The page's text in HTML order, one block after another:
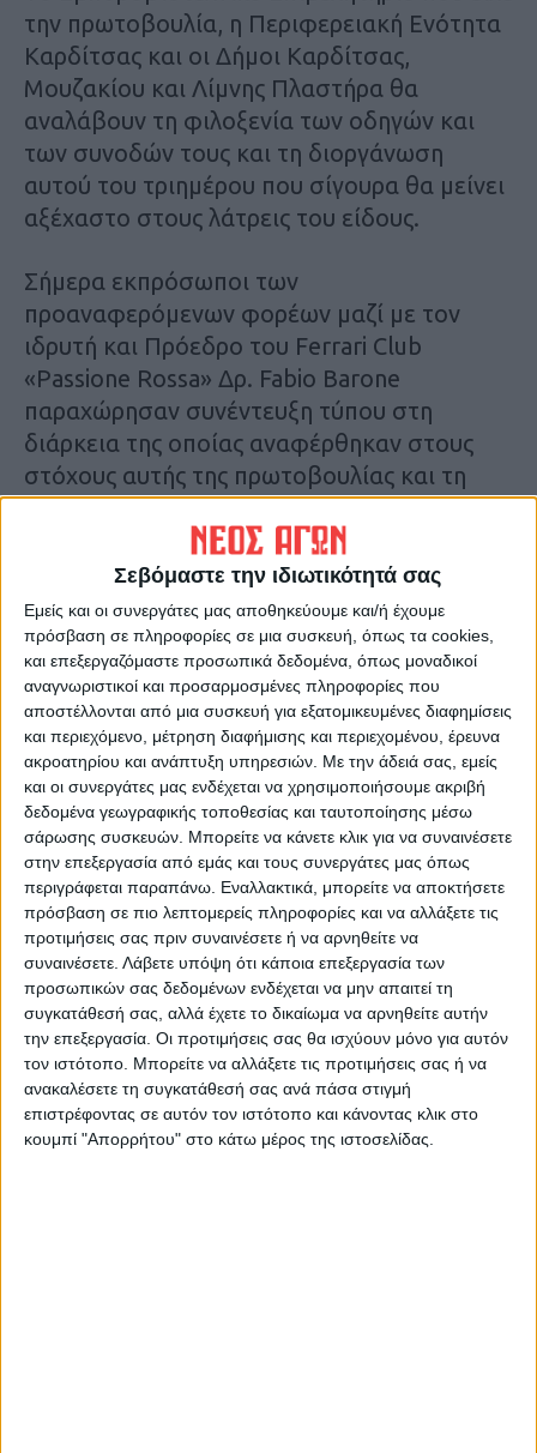
Σεβόμαστε την ιδιωτικότητά σας
Εμείς και οι συνεργάτες μας αποθηκεύουμε και/ή έχουμε
πρόσβαση σε πληροφορίες σε μια συσκευή, όπως τα cookies,
και επεξεργαζόμαστε προσωπικά δεδομένα, όπως μοναδικοί
αναγνωριστικοί και προσαρμοσμένες πληροφορίες που
αποστέλλονται από μια συσκευή για εξατομικευμένες διαφημίσεις
και περιεχόμενο, μέτρηση διαφήμισης και περιεχομένου, έρευνα
ακροατηρίου και ανάπτυξη υπηρεσιών. Με την άδειά σας, εμείς
και οι συνεργάτες μας ενδέχεται να χρησιμοποιήσουμε ακριβή
δεδομένα γεωγραφικής τοποθεσίας και ταυτοποίησης μέσω
σάρωσης συσκευών. Μπορείτε να κάνετε κλικ για να συναινέσετε
στην επεξεργασία από εμάς και τους συνεργάτες μας όπως
περιγράφεται παραπάνω. Εναλλακτικά, μπορείτε να αποκτήσετε
πρόσβαση σε πιο λεπτομερείς πληροφορίες και να αλλάξετε τις
προτιμήσεις σας πριν συναινέσετε ή να αρνηθείτε να
συναινέσετε. Λάβετε υπόψη ότι κάποια επεξεργασία των
προσωπικών σας δεδομένων ενδέχεται να μην απαιτεί τη
συγκατάθεσή σας, αλλά έχετε το δικαίωμα να αρνηθείτε αυτήν
την επεξεργασία. Οι προτιμήσεις σας θα ισχύουν μόνο για αυτόν
τον ιστότοπο. Μπορείτε να αλλάξετε τις προτιμήσεις σας ή να
ανακαλέσετε τη συγκατάθεσή σας ανά πάσα στιγμή
επιστρέφοντας σε αυτόν τον ιστότοπο και κάνοντας κλικ στο
κουμπί "Απορρήτου" στο κάτω μέρος της ιστοσελίδας.
την πρωτοβουλία, η Περιφερειακή Ενότητα
Καρδίτσας και οι Δήμοι Καρδίτσας,
Μουζακίου και Λίμνης Πλαστήρα θα
αναλάβουν τη φιλοξενία των οδηγών και
των συνοδών τους και τη διοργάνωση
αυτού του τριημέρου που σίγουρα θα μείνει
αξέχαστο στους λάτρεις του είδους.
Σήμερα εκπρόσωποι των
προαναφερόμενων φορέων μαζί με τον
ιδρυτή και Πρόεδρο του Ferrari Club
«Passione Rossa» Δρ. Fabio Barone
παραχώρησαν συνέντευξη τύπου στη
διάρκεια της οποίας αναφέρθηκαν στους
στόχους αυτής της πρωτοβουλίας και τη
δυνατότητα που θα δοθεί σε ντόπιους και
Από την πλευρά του επιμελητηρίου ο κ. Γ.
Στεργιούλης έκανε λόγο για ένα σημαντικό
γεγονός για την περιοχή το οποίο θα
συμβάλλει στην προβολή του νομού και την
εξωστρέφεια.
Αναλυτικότερα στην έντυπη έκδοση του Νέου
Αγώνα.
Τελευταίες Ειδήσεις Σήμερα
Ακολούθησε την εφημερίδα ΝΕΟΣ
ΑΓΩΝ στο Google News!
Όλες οι εξελίξεις στην περιοχή της
Καρδίτσας και ευρύτερα της Θεσσαλίας
ΠΡΟΗΓΟΥΜΕΝΟ ΑΡΘΡΟ ΕΠΟΜΕΝΟ ΑΡΘΡΟ